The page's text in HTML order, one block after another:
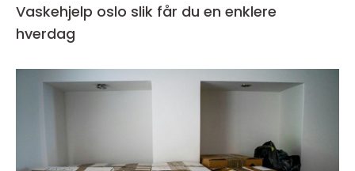
Vaskehjelp oslo slik får du en enklere
hverdag